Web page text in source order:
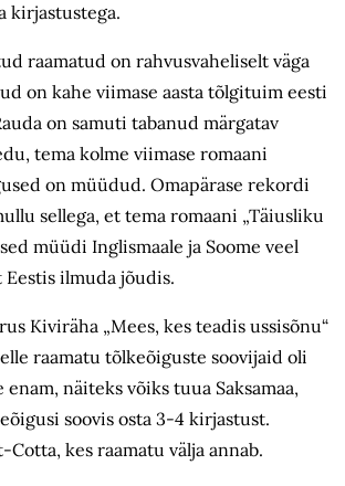
kirjastustega.
raamatud on rahvusvaheliselt väga
on kahe viimase aasta tõlgituim eesti
on samuti tabanud märgatav
tema kolme viimase romaani
on müüdud. Omapärase rekordi
sellega, et tema romaani „Täiusliku
müüdi Inglismaale ja Soome veel
ilmuda jõudis.
Kiviräha „Mees, kes teadis ussisõnu“
raamatu tõlkeõiguste soovijaid oli
näiteks võiks tuua Saksamaa,
soovis osta 3-4 kirjastust.
kes raamatu välja annab.